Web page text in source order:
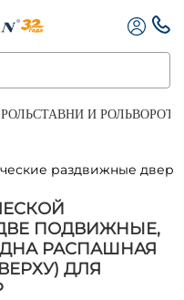
РОЛЬСТАВНИ И РОЛЬВОРОТА
раздвижные двери
ПОДВИЖНЫЕ,
РАСПАШНАЯ
ДЛЯ